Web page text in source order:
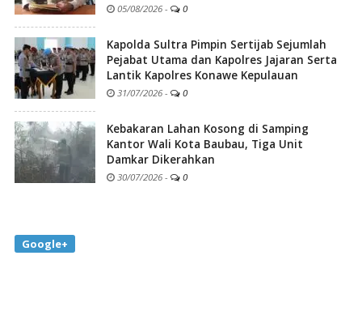
05/08/2026 - 0
Kapolda Sultra Pimpin Sertijab Sejumlah
Pejabat Utama dan Kapolres Jajaran Serta
Lantik Kapolres Konawe Kepulauan
31/07/2026 - 0
Kebakaran Lahan Kosong di Samping
Kantor Wali Kota Baubau, Tiga Unit
Damkar Dikerahkan
30/07/2026 - 0
Google+